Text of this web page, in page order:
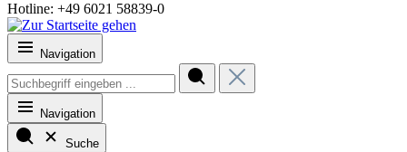
Hotline: +49 6021 58839-0
Navigation
Navigation
Suche